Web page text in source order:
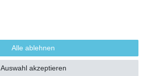
Alle ablehnen
Auswahl akzeptieren
Vertrag widerrufen Kontakt